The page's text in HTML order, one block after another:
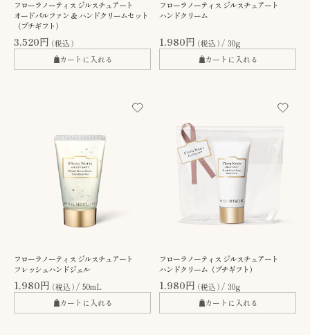
フローラノーティス ジルスチュアート
オードパルファン ＆ ハンドクリームセット
（プチギフト）
3,520円（税込）
カートに入れる
フローラノーティス ジルスチュアート
ハンドクリーム
1,980円（税込） 30g
カートに入れる
フローラノーティス ジルスチュアート
フレッシュハンドジェル
1,980円（税込） 50mL
カートに入れる
フローラノーティス ジルスチュアート
ハンドクリーム（プチギフト）
1,980円（税込） 30g
カートに入れる